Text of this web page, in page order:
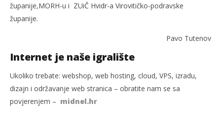
županije,MORH-u i ZUiČ Hvidr-a Virovitičko-podravske
županije.
Pavo Tutenov
Internet je naše igralište
Ukoliko trebate: webshop, web hosting, cloud, VPS, izradu,
dizajn i održavanje web stranica – obratite nam se sa
povjerenjem – midnel.hr